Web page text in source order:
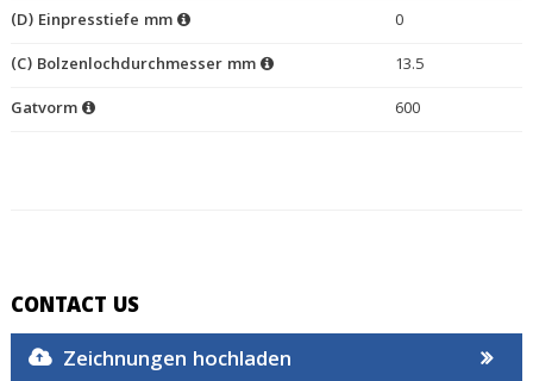
(D) Einpresstiefe mm
0
(C) Bolzenlochdurchmesser mm
13.5
Gatvorm
600
CONTACT US
Zeichnungen hochladen